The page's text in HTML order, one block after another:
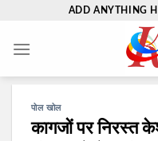
content
ADD ANYTHING
पोल खोल
कागजों पर निरस्त